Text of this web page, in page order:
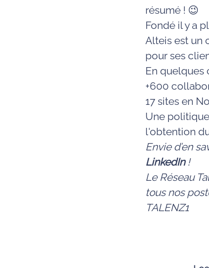
résumé ! 😉
Fondé il y a
Alteis est un
pour ses
En quelques
+600
17 sites en
Une
l'obtention
Envie d’en
LinkedIn !
Le Réseau
tous nos
TALENZ1